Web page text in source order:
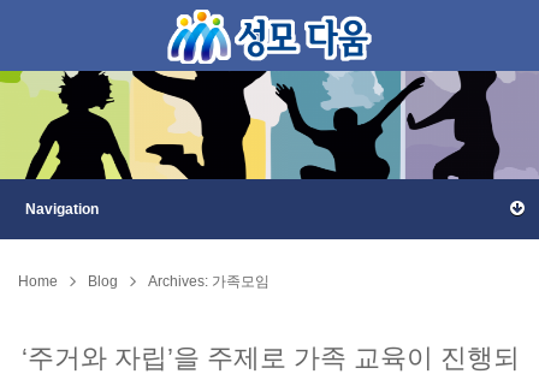
Home Blog Archives: 가족모임
‘주거와 자립’을 주제로 가족 교육이 진행되